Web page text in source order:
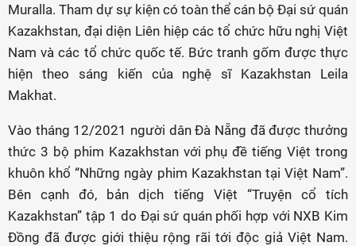
Muralla. Tham dự sự kiện có toàn thể cán bộ Đại sứ quán
Kazakhstan, đại diện Liên hiệp các tổ chức hữu nghị Việt
Nam và các tổ chức quốc tế. Bức tranh gốm được thực
hiện theo sáng kiến của nghệ sĩ Kazakhstan Leila
Makhat.
Vào tháng 12/2021 người dân Đà Nẵng đã được thưởng
thức 3 bộ phim Kazakhstan với phụ đề tiếng Việt trong
khuôn khổ “Những ngày phim Kazakhstan tại Việt Nam”.
Bên cạnh đó, bản dịch tiếng Việt “Truyện cổ tích
Kazakhstan” tập 1 do Đại sứ quán phối hợp với NXB Kim
Đồng đã được giới thiệu rộng rãi tới độc giả Việt Nam.